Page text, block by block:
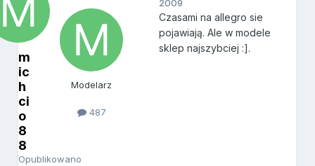
m
ic
h
ci
o
8
8
Opublikowano
Modelarz
487
2009
Czasami na allegro sie
pojawiają. Ale w modele
sklep najszybciej :].